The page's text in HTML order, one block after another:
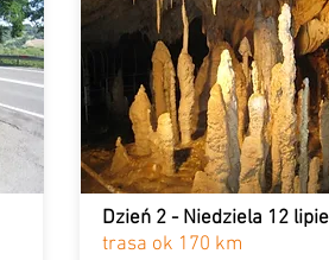
Dzień 2 - Niedziela 12
trasa ok 170 km